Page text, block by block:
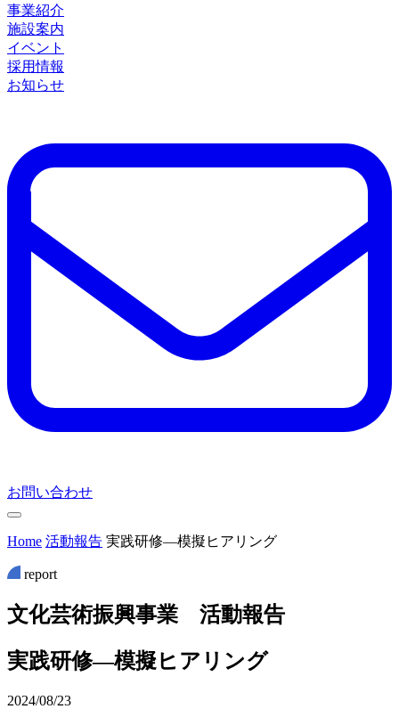
事業紹介
施設案内
イベント
採用情報
お知らせ
お問い合わせ
Home 活動報告 実践研修―模擬ヒアリング
report
文化芸術振興事業 活動報告
実践研修―模擬ヒアリング
2024/08/23